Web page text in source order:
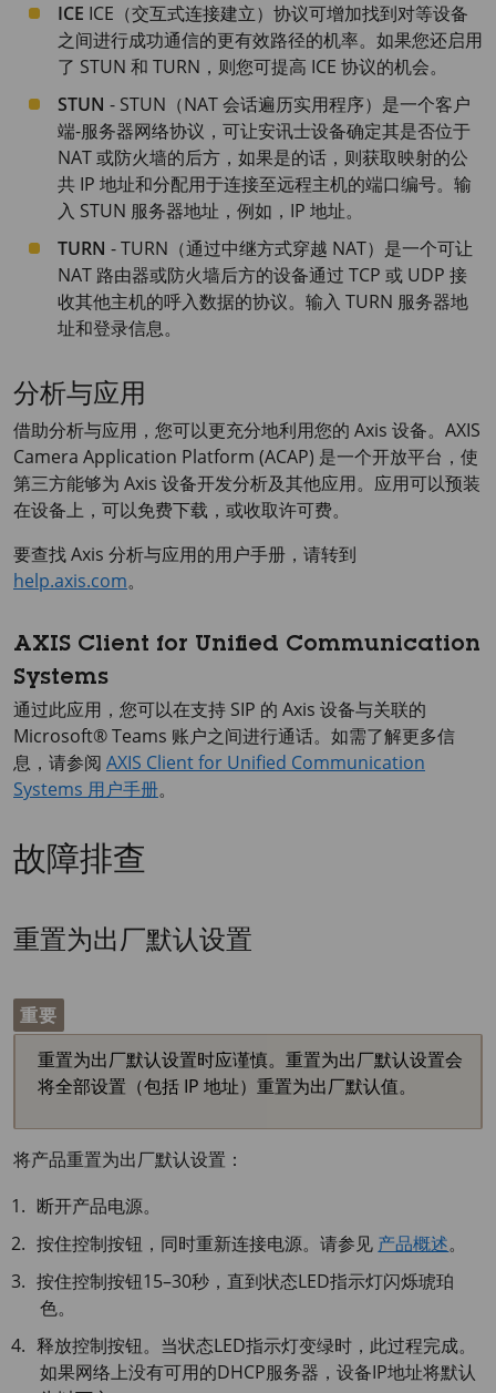
ICE ICE（交互式连接建立）协议可增加找到对等设备
之间进行成功通信的更有效路径的机率。如果您还启用
了 STUN 和 TURN，则您可提高 ICE 协议的机会。
STUN - STUN（NAT 会话遍历实用程序）是一个客户
端-服务器网络协议，可让安讯士设备确定其是否位于
NAT 或防火墙的后方，如果是的话，则获取映射的公
共 IP 地址和分配用于连接至远程主机的端口编号。输
入 STUN 服务器地址，例如，IP 地址。
TURN - TURN（通过中继方式穿越 NAT）是一个可让
NAT 路由器或防火墙后方的设备通过 TCP 或 UDP 接
收其他主机的呼入数据的协议。输入 TURN 服务器地
址和登录信息。
分析与应用
借助分析与应用，您可以更充分地利用您的 Axis 设备。 AXIS
Camera Application Platform (ACAP) 是一个开放平台，使
第三方能够为 Axis 设备开发分析及其他应用。应用可以预装
在设备上，可以免费下载，或收取许可费。
要查找 Axis 分析与应用的用户手册，请转到
help.axis.com。
AXIS Client for Unified Communication
Systems
通过此应用，您可以在支持 SIP 的 Axis 设备与关联的
Microsoft® Teams 账户之间进行通话。如需了解更多信
息，请参阅 AXIS Client for Unified Communication
Systems 用户手册。
故障排查
重置为出厂默认设置
重要
重置为出厂默认设置时应谨慎。重置为出厂默认设置会
将全部设置（包括 IP 地址）重置为出厂默认值。
将产品重置为出厂默认设置：
断开产品电源。
按住控制按钮，同时重新连接电源。请参见 产品概述。
按住控制按钮15–30秒，直到状态LED指示灯闪烁琥珀
色。
释放控制按钮。当状态LED指示灯变绿时，此过程完成。
如果网络上没有可用的DHCP服务器，设备IP地址将默认